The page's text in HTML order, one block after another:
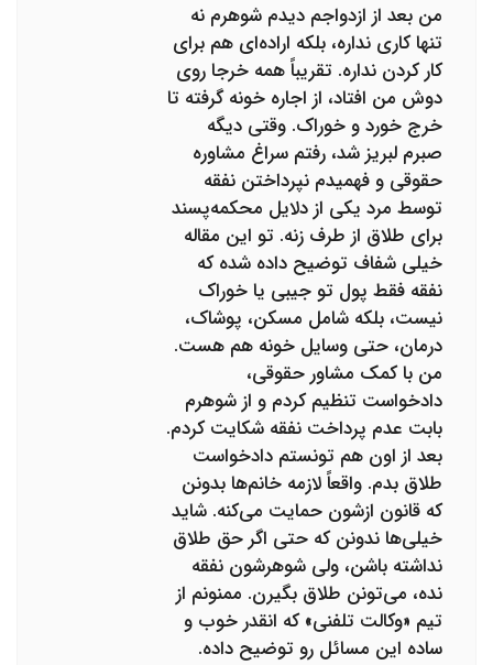
من بعد از ازدواجم دیدم شوهرم نه
تنها کاری نداره، بلکه اراده‌ای هم برای
کار کردن نداره. تقریباً همه خرجا روی
دوش من افتاد، از اجاره خونه گرفته تا
خرج خورد و خوراک. وقتی دیگه
صبرم لبریز شد، رفتم سراغ مشاوره
حقوقی و فهمیدم نپرداختن نفقه
توسط مرد یکی از دلایل محکمه‌پسند
برای طلاق از طرف زنه. تو این مقاله
خیلی شفاف توضیح داده شده که
نفقه فقط پول تو جیبی یا خوراک
نیست، بلکه شامل مسکن، پوشاک،
درمان، حتی وسایل خونه هم هست.
من با کمک مشاور حقوقی،
دادخواست تنظیم کردم و از شوهرم
بابت عدم پرداخت نفقه شکایت کردم.
بعد از اون هم تونستم دادخواست
طلاق بدم. واقعاً لازمه خانم‌ها بدونن
که قانون ازشون حمایت می‌کنه. شاید
خیلی‌ها ندونن که حتی اگر حق طلاق
نداشته باشن، ولی شوهرشون نفقه
نده، می‌تونن طلاق بگیرن. ممنونم از
تیم «وکالت تلفنی» که انقدر خوب و
ساده این مسائل رو توضیح داده.